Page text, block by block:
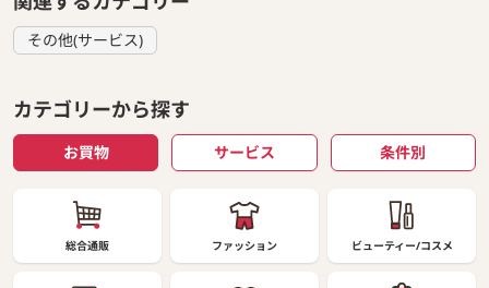
その他(サービス)
カテゴリーから探す
お買物 サービス 条件別
総合通販 ファッション ビューティー/コスメ